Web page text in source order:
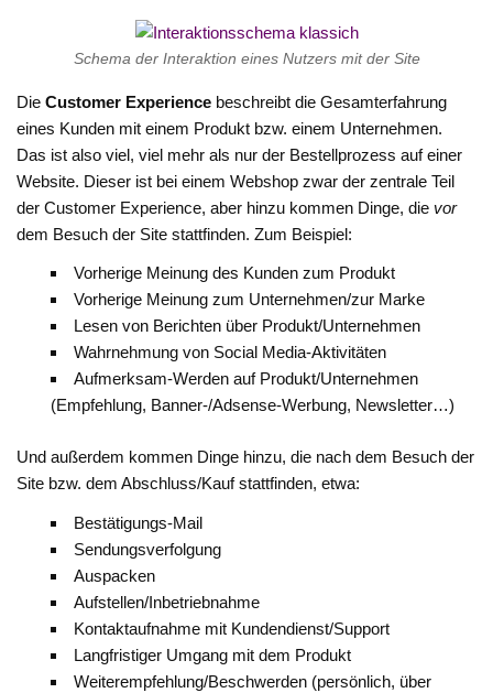
Schema der Interaktion eines Nutzers mit der Site
DieCustomer Experience beschreibt die Gesamterfahrung
eines Kunden mit einem Produkt bzw. einem Unternehmen.
Das ist also viel, viel mehr als nur der Bestellprozess auf einer
Website. Dieser ist bei einem Webshop zwar der zentrale Teil
der Customer Experience, aber hinzu kommen Dinge, die vor
dem Besuch der Site stattfinden. Zum Beispiel:
Vorherige Meinung des Kunden zum Produkt
Vorherige Meinung zum Unternehmen/zur Marke
Lesen von Berichten über Produkt/Unternehmen
Wahrnehmung von Social Media-Aktivitäten
Aufmerksam-Werden auf Produkt/Unternehmen
(Empfehlung, Banner-/Adsense-Werbung, Newsletter…)
Und außerdem kommen Dinge hinzu, die nach dem Besuch der
Site bzw. dem Abschluss/Kauf stattfinden, etwa:
Bestätigungs-Mail
Sendungsverfolgung
Auspacken
Aufstellen/Inbetriebnahme
Kontaktaufnahme mit Kundendienst/Support
Langfristiger Umgang mit dem Produkt
Weiterempfehlung/Beschwerden (persönlich, über